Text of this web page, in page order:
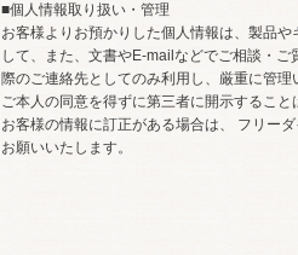
■個人情報取り扱い・管理
お客様よりお預かりした個人情報は、製品
して、また、文書やE-mailなどでご相談・ご
際のご連絡先としてのみ利用し、厳重に管理
ご本人の同意を得ずに第三者に開示すること
お客様の情報に訂正がある場合は、 フリー
お願いいたします。